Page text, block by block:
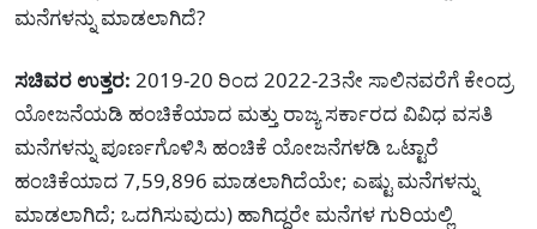
ಮನೆಗಳನ್ನು ಮಾಡಲಾಗಿದೆ?
ಸಚಿವರ ಉತ್ತರ: 2019-20 ರಿಂದ 2022-23ನೇ ಸಾಲಿನವರೆಗೆ ಕೇಂದ್ರ
ಯೋಜನೆಯಡಿ ಹಂಚಿಕೆಯಾದ ಮತ್ತು ರಾಜ್ಯ ಸರ್ಕಾರದ ವಿವಿಧ ವಸತಿ
ಮನೆಗಳನ್ನು ಪೂರ್ಣಗೊಳಿಸಿ ಹಂಚಿಕೆ ಯೋಜನೆಗಳಡಿ ಒಟ್ಟಾರೆ
ಹಂಚಿಕೆಯಾದ 7,59,896 ಮಾಡಲಾಗಿದೆಯೇ; ಎಷ್ಟು ಮನೆಗಳನ್ನು
ಮಾಡಲಾಗಿದೆ; ಒದಗಿಸುವುದು) ಹಾಗಿದ್ದರೇ ಮನೆಗಳ ಗುರಿಯಲ್ಲಿ